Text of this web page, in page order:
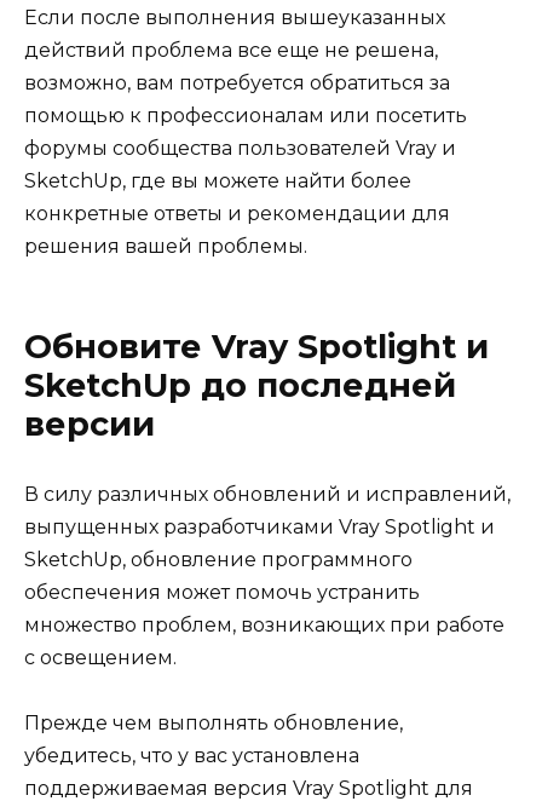
Если после выполнения вышеуказанных
действий проблема все еще не решена,
возможно, вам потребуется обратиться за
помощью к профессионалам или посетить
форумы сообщества пользователей Vray и
SketchUp, где вы можете найти более
конкретные ответы и рекомендации для
решения вашей проблемы.
Обновите Vray Spotlight и
SketchUp до последней
версии
В силу различных обновлений и исправлений,
выпущенных разработчиками Vray Spotlight и
SketchUp, обновление программного
обеспечения может помочь устранить
множество проблем, возникающих при работе
с освещением.
Прежде чем выполнять обновление,
убедитесь, что у вас установлена
поддерживаемая версия Vray Spotlight для